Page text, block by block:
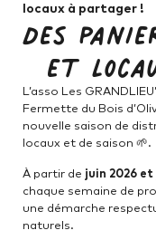
locaux à partager !
Des
et
L’asso Les
Fermette du Bois
nouvelle saison de
locaux et de saison 🌱.
À partir de juin 2026 et
chaque semaine de
une démarche
naturels.